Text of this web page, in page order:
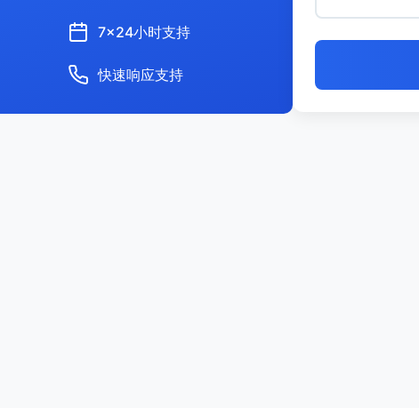
7x24小时支持
快速响应支持